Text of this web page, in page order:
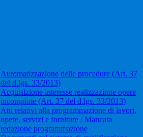
Automatizzazione delle procedure (Art. 37
del d.lgs. 33/2013)
Acquisizione interesse realizzazione opere
incompiute (Art. 37 del d.lgs. 33/2013)
Atti relativi alla programmazione di lavori,
opere, servizi e forniture / Mancata
redazione programmazione